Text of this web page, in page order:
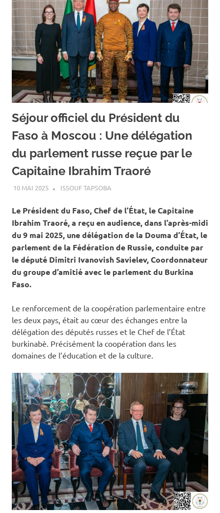
Séjour officiel du Président du
Faso à Moscou : Une délégation
du parlement russe reçue par le
Capitaine Ibrahim Traoré
10 MAI 2025 ISSOUF TAPSOBA
Le Président du Faso, Chef de l’État, le Capitaine
Ibrahim Traoré, a reçu en audience, dans l’après-midi
du 9 mai 2025, une délégation de la Douma d’État, le
parlement de la Fédération de Russie, conduite par
le député Dimitri Ivanovish Savielev, Coordonnateur
du groupe d’amitié avec le parlement du Burkina
Faso.
Le renforcement de la coopération parlementaire entre
les deux pays, était au cœur des échanges entre la
délégation des députés russes et le Chef de l’État
burkinabè. Précisément la coopération dans les
domaines de l’éducation et de la culture.